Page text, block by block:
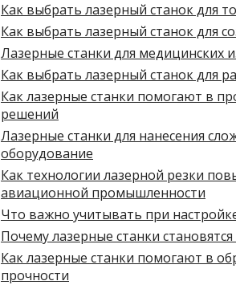
Как выбрать лазерный станок для
Как выбрать лазерный станок для
Лазерные станки для медицинских
Как выбрать лазерный станок для
Как лазерные станки помогают в
решений
Лазерные станки для нанесения
оборудование
Как технологии лазерной резки
авиационной промышленности
Что важно учитывать при
Почему лазерные станки
Как лазерные станки помогают в
прочности